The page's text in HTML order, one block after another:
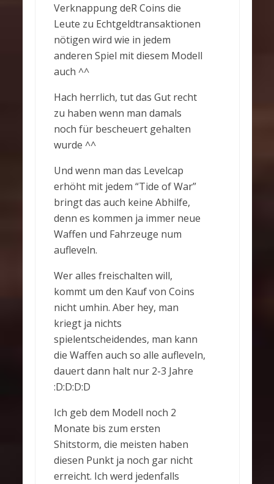
Verknappung deR Coins die
Leute zu Echtgeldtransaktionen
nötigen wird wie in jedem
anderen Spiel mit diesem Modell
auch ^^
Hach herrlich, tut das Gut recht
zu haben wenn man damals
noch für bescheuert gehalten
wurde ^^
Und wenn man das Levelcap
erhöht mit jedem “Tide of War”
bringt das auch keine Abhilfe,
denn es kommen ja immer neue
Waffen und Fahrzeuge num
aufleveln.
Wer alles freischalten will,
kommt um den Kauf von Coins
nicht umhin. Aber hey, man
kriegt ja nichts
spielentscheidendes, man kann
die Waffen auch so alle aufleveln,
dauert dann halt nur 2-3 Jahre
:D:D:D:D
Ich geb dem Modell noch 2
Monate bis zum ersten
Shitstorm, die meisten haben
diesen Punkt ja noch gar nicht
erreicht. Ich werd jedenfalls